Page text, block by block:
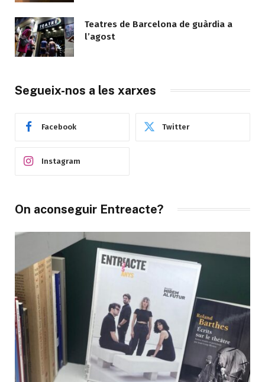
Teatres de Barcelona de guàrdia a
l’agost
Segueix-nos a les xarxes
Facebook Twitter
Instagram
On aconseguir Entreacte?